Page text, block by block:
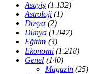
Asayiş (1.132)
Astroloji (1)
Dosya (2)
Dünya (1.047)
Eğitim (3)
Ekonomi (1.218)
Genel (140)
Magazin (25)